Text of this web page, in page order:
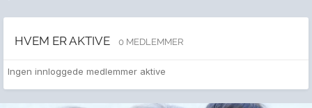
HVEM ER AKTIVE 0 MEDLEMMER
Ingen innloggede medlemmer aktive